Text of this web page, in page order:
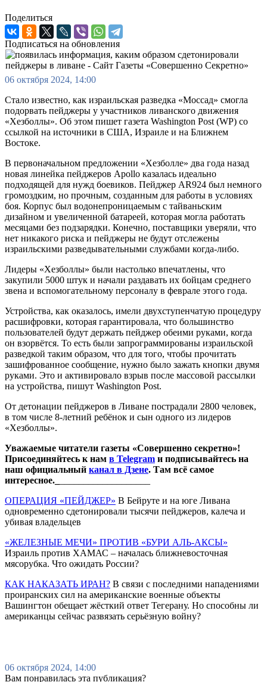
Поделиться
Подписаться на обновления
06 октября 2024, 14:00
Стало известно, как израильская разведка «Моссад» смогла
подорвать пейджеры у участников ливанского движения
«Хезболлы». Об этом пишет газета Washington Post (WP) со
ссылкой на источники в США, Израиле и на Ближнем
Востоке.
В первоначальном предложении «Хезболле» два года назад
новая линейка пейджеров Apollo казалась идеально
подходящей для нужд боевиков. Пейджер AR924 был немного
громоздким, но прочным, созданным для работы в условиях
боя. Корпус был водонепроницаемым с тайваньским
дизайном и увеличенной батареей, которая могла работать
месяцами без подзарядки. Конечно, поставщики уверяли, что
нет никакого риска и пейджеры не будут отслежены
израильскими разведывательными службами когда-либо.
Лидеры «Хезболлы» были настолько впечатлены, что
закупили 5000 штук и начали раздавать их бойцам среднего
звена и вспомогательному персоналу в феврале этого года.
Устройства, как оказалось, имели двухступенчатую процедуру
расшифровки, которая гарантировала, что большинство
пользователей будут держать пейджер обеими руками, когда
он взорвётся. То есть были запрограммированы израильской
разведкой таким образом, что для того, чтобы прочитать
зашифрованное сообщение, нужно было зажать кнопки двумя
руками. Это и активировало взрыв после массовой рассылки
на устройства, пишут Washington Post.
От детонации пейджеров в Ливане пострадали 2800 человек,
в том числе 8-летний ребёнок и сын одного из лидеров
«Хезболлы».
Уважаемые читатели газеты «Совершенно секретно»!
Присоединяйтесь к нам в Telegram и подписывайтесь на
наш официальный канал в Дзене. Там всё самое
интересное._
ОПЕРАЦИЯ «ПЕЙДЖЕР» В Бейруте и на юге Ливана
одновременно сдетонировали тысячи пейджеров, калеча и
убивая владельцев
«ЖЕЛЕЗНЫЕ МЕЧИ» ПРОТИВ «БУРИ АЛЬ-АКСЫ»
Израиль против ХАМАС – началась ближневосточная
мясорубка. Что ожидать России?
КАК НАКАЗАТЬ ИРАН? В связи с последними нападениями
проиранских сил на американские военные объекты
Вашингтон обещает жёсткий ответ Тегерану. Но способны ли
американцы сейчас развязать серьёзную войну?
06 октября 2024, 14:00
Вам понравилась эта публикация?